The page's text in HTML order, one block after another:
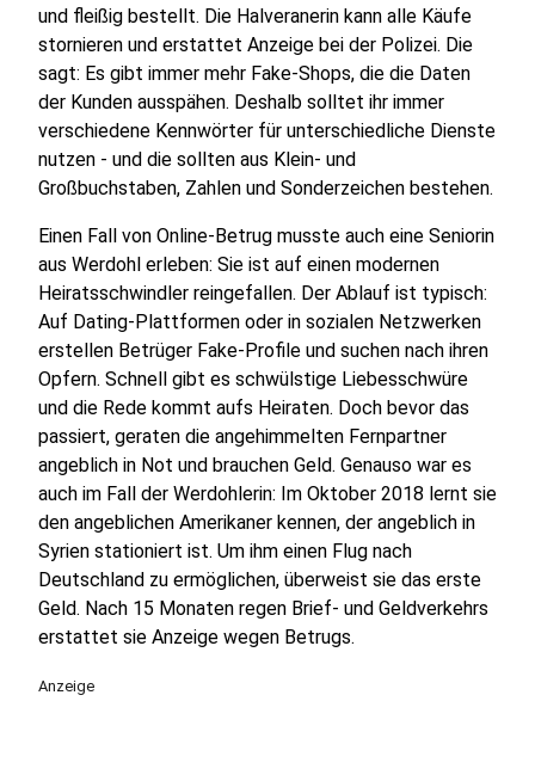
und fleißig bestellt. Die Halveranerin kann alle Käufe
stornieren und erstattet Anzeige bei der Polizei. Die
sagt: Es gibt immer mehr Fake-Shops, die die Daten
der Kunden ausspähen. Deshalb solltet ihr immer
verschiedene Kennwörter für unterschiedliche Dienste
nutzen - und die sollten aus Klein- und
Großbuchstaben, Zahlen und Sonderzeichen bestehen.
Einen Fall von Online-Betrug musste auch eine Seniorin
aus Werdohl erleben: Sie ist auf einen modernen
Heiratsschwindler reingefallen. Der Ablauf ist typisch:
Auf Dating-Plattformen oder in sozialen Netzwerken
erstellen Betrüger Fake-Profile und suchen nach ihren
Opfern. Schnell gibt es schwülstige Liebesschwüre
und die Rede kommt aufs Heiraten. Doch bevor das
passiert, geraten die angehimmelten Fernpartner
angeblich in Not und brauchen Geld. Genauso war es
auch im Fall der Werdohlerin: Im Oktober 2018 lernt sie
den angeblichen Amerikaner kennen, der angeblich in
Syrien stationiert ist. Um ihm einen Flug nach
Deutschland zu ermöglichen, überweist sie das erste
Geld. Nach 15 Monaten regen Brief- und Geldverkehrs
erstattet sie Anzeige wegen Betrugs.
Anzeige